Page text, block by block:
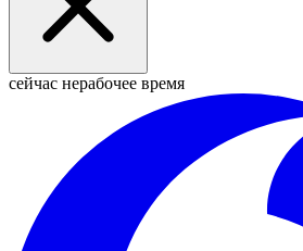
сейчас нерабочее время